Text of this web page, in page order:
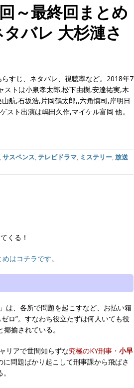
～最終回まとめ
バレ 大杉漣さ
すじ、ネタバレ、視聴率など。2018年7
ストは小泉孝太郎,松下由樹,安達祐実,木
航,石坂浩,片岡鶴太郎,,六角慎司,岸明日
ト出演は嶋田久作,マイケル富岡 他。
,サスペンス, テレビドラマ, ミステリー,放送
くる！
はコチラです。
は、各所で問題を起こすなど、お払い箱
ロ”。すなわち役立たずは何人いても役
揄されている。
リアで世間知らずな究極のKY刑事・ 小早
問題ばかり起こして刑事課から飛ばさ